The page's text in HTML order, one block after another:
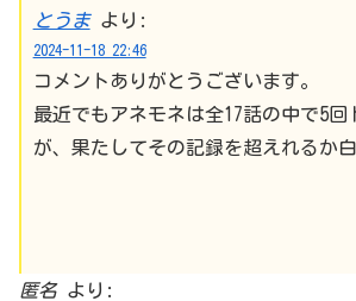
とうま より:
2024-11-18 22:46
コメントありがとうございます。
最近でもアネモネは全17話の中で5回
が、果たしてその記録を超えれるか
匿名 より: